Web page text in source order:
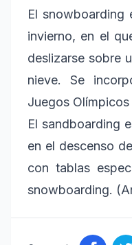
El snowboarding
invierno, en el
deslizarse sobre
nieve. Se
Juegos
El sandboarding
en el descenso
con tablas
snowboarding.